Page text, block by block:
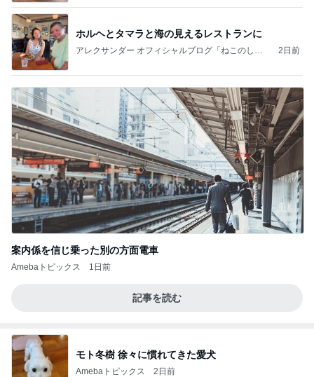
ホルヘとタマラと海の見えるレストランに
アレクサンダー オフィシャルブログ「ねこのしっ
2日前
案内係を信じ乗った別の方面電車
Amebaトピックス 1日前
記事を読む
モト冬樹 徐々に慣れてきた愛犬
Amebaトピックス 2日前